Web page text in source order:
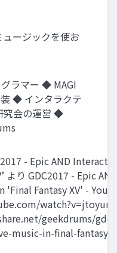
ージックを使お
ラマー ◆ MAGI
◆ インタラクテ
究会の運営 ◆
- Epic AND
より GDC2017 - Epic AND
'Final Fantasy XV' -
geekdrums/
music-in-final-fantasy-